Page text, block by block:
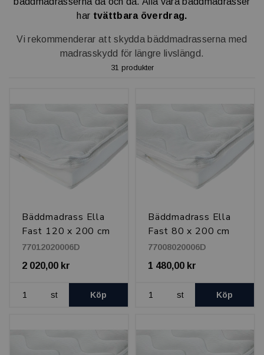
har tvättbara överdrag.
Vi rekommenderar att skydda bäddmadrasserna med
madrasskydd för längre livslängd.
31 produkter
Bäddmadrass Ella
Fast 120 x 200 cm
77012020006D
2 020,00 kr
st Köp
Bäddmadrass Ella
Fast 80 x 200 cm
77008020006D
1 480,00 kr
st Köp